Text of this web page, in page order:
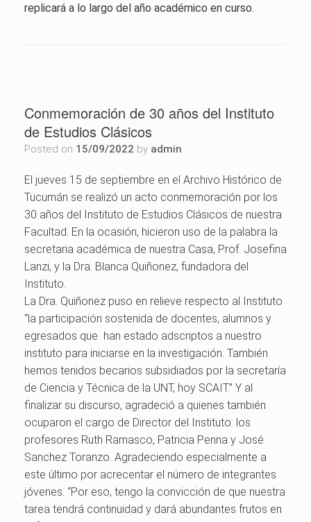
replicará a lo largo del año académico en curso.
Conmemoración de 30 años del Instituto
de Estudios Clásicos
Posted on 15/09/2022 by admin
El jueves 15 de septiembre en el Archivo Histórico de
Tucumán se realizó un acto conmemoración por los
30 años del Instituto de Estudios Clásicos de nuestra
Facultad. En la ocasión, hicieron uso de la palabra la
secretaria académica de nuestra Casa, Prof. Josefina
Lanzi, y la Dra. Blanca Quiñonez, fundadora del
Instituto.
La Dra. Quiñonez puso en relieve respecto al Instituto
“la participación sostenida de docentes, alumnos y
egresados que han estado adscriptos a nuestro
instituto para iniciarse en la investigación. También
hemos tenidos becarios subsidiados por la secretaría
de Ciencia y Técnica de la UNT, hoy SCAIT.” Y al
finalizar su discurso, agradeció a quienes también
ocuparon el cargo de Director del Instituto: los
profesores Ruth Ramasco, Patricia Penna y José
Sanchez Toranzo. Agradeciendo especialmente a
este último por acrecentar el número de integrantes
jóvenes. “Por eso, tengo la convicción de que nuestra
tarea tendrá continuidad y dará abundantes frutos en